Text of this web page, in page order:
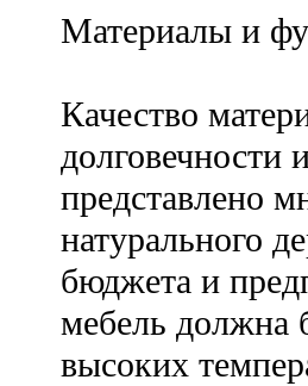
Материалы и
Качество
представлено
натурального
бюджета и
мебель должна
высоких